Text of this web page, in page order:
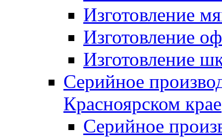
Изготовление
Изготовление
Изготовление
Серийное
Красноярском крае
Серийное